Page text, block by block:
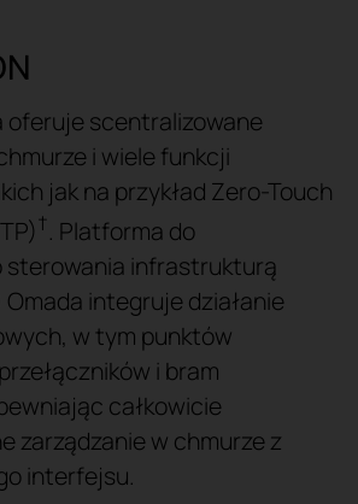
oferuje scentralizowane
i wiele funkcji
jak na przykład Zero-Touch
†. Platforma do
sterowania infrastrukturą
integruje działanie
w tym punktów
i bram
całkowicie
zarządzanie w chmurze z
interfejsu.